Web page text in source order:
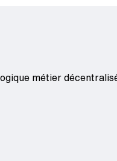
métier